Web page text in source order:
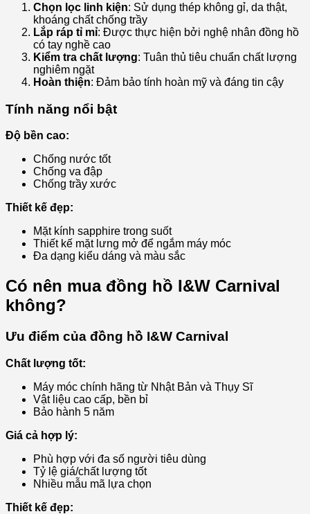
Chọn lọc linh kiện: Sử dụng thép không gỉ, da thật,
khoáng chất chống trầy
Lắp ráp tỉ mỉ: Được thực hiện bởi nghệ nhân đồng hồ
có tay nghề cao
Kiểm tra chất lượng: Tuân thủ tiêu chuẩn chất lượng
nghiêm ngặt
Hoàn thiện: Đảm bảo tính hoàn mỹ và đáng tin cậy
Tính năng nổi bật
Độ bền cao:
Chống nước tốt
Chống va đập
Chống trầy xước
Thiết kế đẹp:
Mặt kính sapphire trong suốt
Thiết kế mặt lưng mở để ngắm máy móc
Đa dạng kiểu dáng và màu sắc
Có nên mua đồng hồ I&W Carnival
không?
Ưu điểm của đồng hồ I&W Carnival
Chất lượng tốt:
Máy móc chính hãng từ Nhật Bản và Thụy Sĩ
Vật liệu cao cấp, bền bỉ
Bảo hành 5 năm
Giá cả hợp lý:
Phù hợp với đa số người tiêu dùng
Tỷ lệ giá/chất lượng tốt
Nhiều mẫu mã lựa chọn
Thiết kế đẹp: